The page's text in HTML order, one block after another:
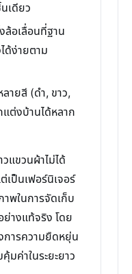
เดียว
ล้อเลื่อนที่ฐาน
ด้ง่ายตาม
ลายสี (ดำ, ขาว,
ต่งบ้านได้หลาก
แขวนผ้าไม่ได้
เป็นเฟอร์นิเจอร์
พในการจัดเก็บ
ย่างแท้จริง โดย
การความยืดหยุ่น
มค่าในระยะยาว